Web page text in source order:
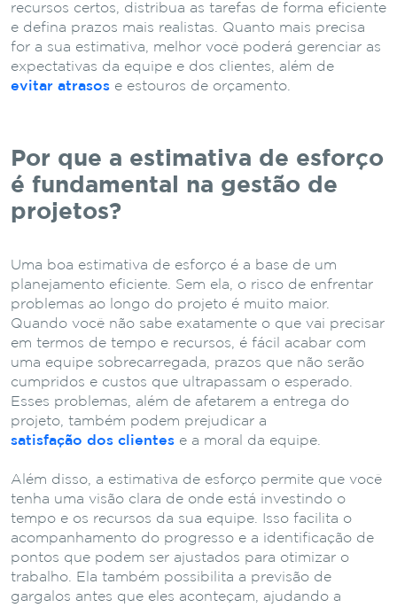
recursos certos, distribua as tarefas de forma eficiente
e defina prazos mais realistas. Quanto mais precisa
for a sua estimativa, melhor você poderá gerenciar as
expectativas da equipe e dos clientes, além de
evitar atrasos e estouros de orçamento.
Por que a estimativa de esforço
é fundamental na gestão de
projetos?
Uma boa estimativa de esforço é a base de um
planejamento eficiente. Sem ela, o risco de enfrentar
problemas ao longo do projeto é muito maior.
Quando você não sabe exatamente o que vai precisar
em termos de tempo e recursos, é fácil acabar com
uma equipe sobrecarregada, prazos que não serão
cumpridos e custos que ultrapassam o esperado.
Esses problemas, além de afetarem a entrega do
projeto, também podem prejudicar a
satisfação dos clientes e a moral da equipe.
Além disso, a estimativa de esforço permite que você
tenha uma visão clara de onde está investindo o
tempo e os recursos da sua equipe. Isso facilita o
acompanhamento do progresso e a identificação de
pontos que podem ser ajustados para otimizar o
trabalho. Ela também possibilita a previsão de
gargalos antes que eles aconteçam, ajudando a